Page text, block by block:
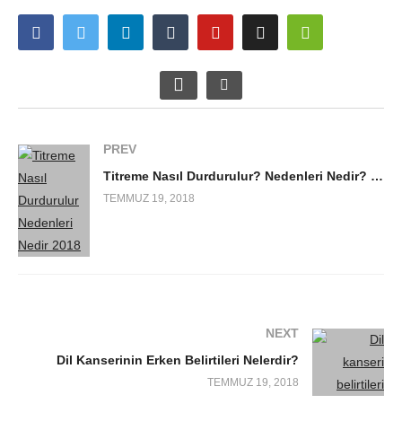
PREV
Titreme Nasıl Durdurulur? Nedenleri Nedir? 2018
TEMMUZ 19, 2018
NEXT
Dil Kanserinin Erken Belirtileri Nelerdir?
TEMMUZ 19, 2018